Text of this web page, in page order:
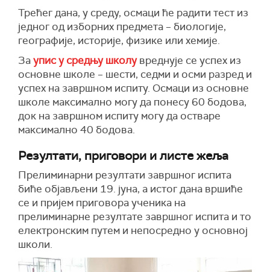
Трећег дана, у среду, осмаци ће радити тест из
једног од изборних предмета – биологије,
географије, историје, физике или хемије.
Заупис у средњу школувреднује се успех из
основне школе – шести, седми и осми разред и
успех на завршном испиту. Осмаци из основне
школе максимално могу да понесу 60 бодова,
док на завршном испиту могу да остваре
максимално 40 бодова.
Резултати, приговори и листе жеља
Прелиминарни резултати завршног испита
биће објављени 19. јуна, а истог дана вршиће
се и пријем приговора ученика на
прелиминарне резултате завршног испита и то
електронским путем и непосредно у основној
школи.